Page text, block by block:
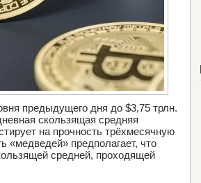
предыдущего дня до $3,75 трлн.
скользящая средняя
на прочность трёхмесячную
«медведей» предполагает, что
средней, проходящей